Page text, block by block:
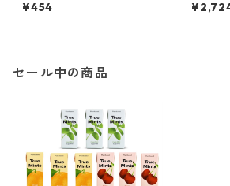
1個
¥454
6個
セール中の商品